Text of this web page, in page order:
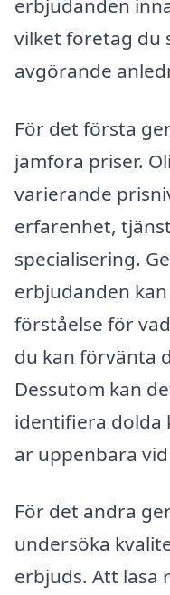
erbjudanden
vilket företag du
avgörande
För det första
jämföra priser.
varierande
erfarenhet,
specialisering.
erbjudanden
förståelse för
du kan förvänta
Dessutom kan
identifiera dolda
är uppenbara
För det andra
undersöka
erbjuds. Att läsa